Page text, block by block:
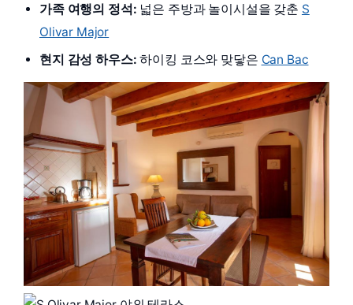
가족 여행의 정석: 넓은 주방과 놀이시설을 갖춘 S
Olivar Major
현지 감성 하우스: 하이킹 코스와 맞닿은 Can Bac